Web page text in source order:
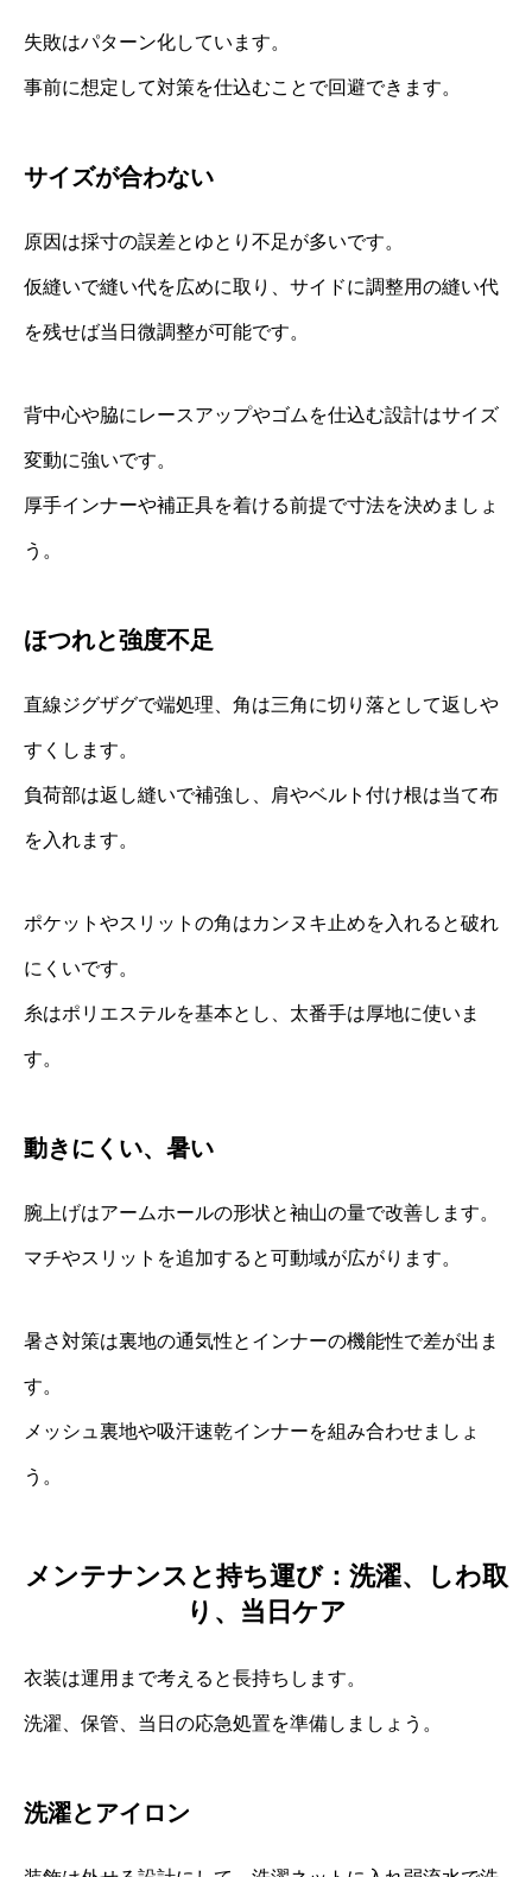
失敗はパターン化しています。
事前に想定して対策を仕込むことで回避できます。
サイズが合わない
原因は採寸の誤差とゆとり不足が多いです。
仮縫いで縫い代を広めに取り、サイドに調整用の縫い代
を残せば当日微調整が可能です。
背中心や脇にレースアップやゴムを仕込む設計はサイズ
変動に強いです。
厚手インナーや補正具を着ける前提で寸法を決めましょ
う。
ほつれと強度不足
直線ジグザグで端処理、角は三角に切り落として返しや
すくします。
負荷部は返し縫いで補強し、肩やベルト付け根は当て布
を入れます。
ポケットやスリットの角はカンヌキ止めを入れると破れ
にくいです。
糸はポリエステルを基本とし、太番手は厚地に使いま
す。
動きにくい、暑い
腕上げはアームホールの形状と袖山の量で改善します。
マチやスリットを追加すると可動域が広がります。
暑さ対策は裏地の通気性とインナーの機能性で差が出ま
す。
メッシュ裏地や吸汗速乾インナーを組み合わせましょ
う。
メンテナンスと持ち運び：洗濯、しわ取
り、当日ケア
衣装は運用まで考えると長持ちします。
洗濯、保管、当日の応急処置を準備しましょう。
洗濯とアイロン